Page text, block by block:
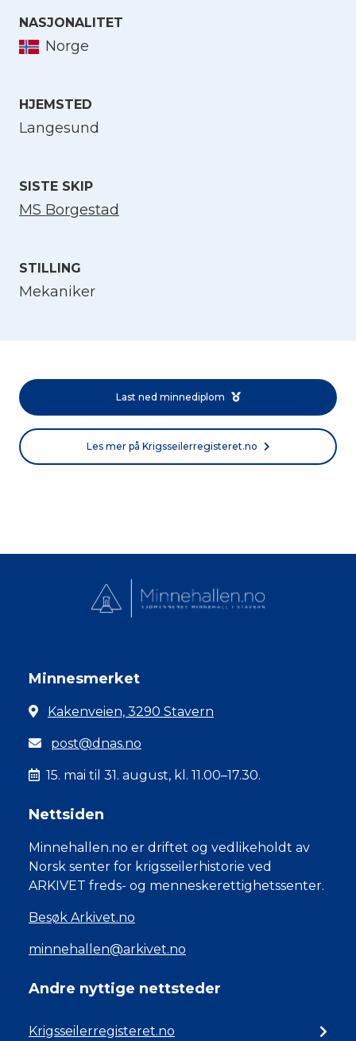
NASJONALITET
Norge
HJEMSTED
Langesund
SISTE SKIP
MS Borgestad
STILLING
Mekaniker
Last ned minnediplom
Les mer på Krigsseilerregisteret.no
Minnesmerket
Kakenveien, 3290 Stavern
post@dnas.no
15. mai til 31. august, kl. 11.00–17.30.
Nettsiden
Minnehallen.no er driftet og vedlikeholdt av
Norsk senter for krigsseilerhistorie ved
ARKIVET freds- og menneskerettighetssenter.
Besøk Arkivet.no
minnehallen@arkivet.no
Andre nyttige nettsteder
Krigsseilerregisteret.no
English